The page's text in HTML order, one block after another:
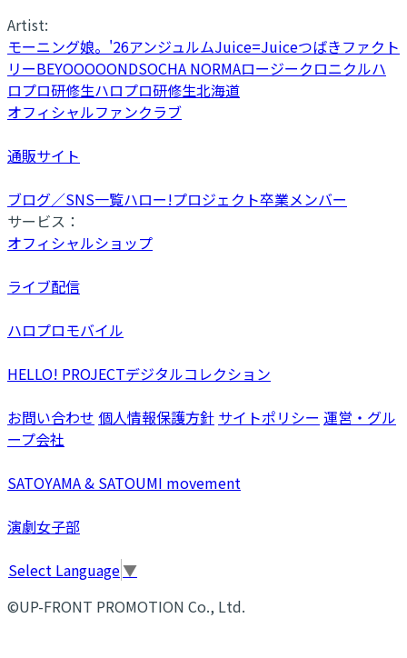
Artist:
モーニング娘。'26アンジュルムJuice=Juiceつばきファクト
リーBEYOOOOONDSOCHA NORMAロージークロニクルハ
ロプロ研修生ハロプロ研修生北海道
オフィシャルファンクラブ
通販サイト
ブログ／SNS一覧ハロー!プロジェクト卒業メンバー
サービス：
オフィシャルショップ
ライブ配信
ハロプロモバイル
HELLO! PROJECTデジタルコレクション
お問い合わせ 個人情報保護方針 サイトポリシー 運営・グル
ープ会社
SATOYAMA & SATOUMI movement
演劇女子部
Select Language▼
©UP-FRONT PROMOTION Co., Ltd.